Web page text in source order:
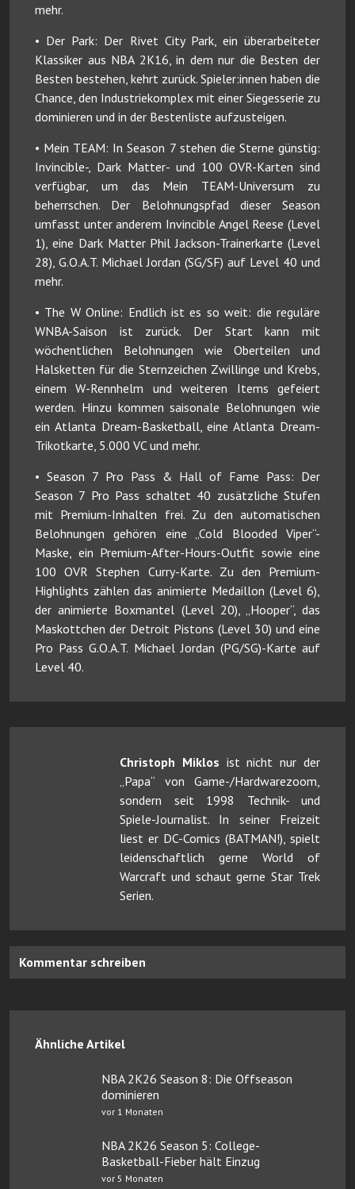
mehr.
• Der Park: Der Rivet City Park, ein überarbeiteter
Klassiker aus NBA 2K16, in dem nur die Besten der
Besten bestehen, kehrt zurück. Spieler:innen haben die
Chance, den Industriekomplex mit einer Siegesserie zu
dominieren und in der Bestenliste aufzusteigen.
• Mein TEAM: In Season 7 stehen die Sterne günstig:
Invincible-, Dark Matter- und 100 OVR-Karten sind
verfügbar, um das Mein TEAM-Universum zu
beherrschen. Der Belohnungspfad dieser Season
umfasst unter anderem Invincible Angel Reese (Level
1), eine Dark Matter Phil Jackson-Trainerkarte (Level
28), G.O.A.T. Michael Jordan (SG/SF) auf Level 40 und
mehr.
• The W Online: Endlich ist es so weit: die reguläre
WNBA-Saison ist zurück. Der Start kann mit
wöchentlichen Belohnungen wie Oberteilen und
Halsketten für die Sternzeichen Zwillinge und Krebs,
einem W-Rennhelm und weiteren Items gefeiert
werden. Hinzu kommen saisonale Belohnungen wie
ein Atlanta Dream-Basketball, eine Atlanta Dream-
Trikotkarte, 5.000 VC und mehr.
• Season 7 Pro Pass & Hall of Fame Pass: Der
Season 7 Pro Pass schaltet 40 zusätzliche Stufen
mit Premium-Inhalten frei. Zu den automatischen
Belohnungen gehören eine „Cold Blooded Viper“-
Maske, ein Premium-After-Hours-Outfit sowie eine
100 OVR Stephen Curry-Karte. Zu den Premium-
Highlights zählen das animierte Medaillon (Level 6),
der animierte Boxmantel (Level 20), „Hooper“, das
Maskottchen der Detroit Pistons (Level 30) und eine
Pro Pass G.O.A.T. Michael Jordan (PG/SG)-Karte auf
Level 40.
Christoph Miklos ist nicht nur der
„Papa“ von Game-/Hardwarezoom,
sondern seit 1998 Technik- und
Spiele-Journalist. In seiner Freizeit
liest er DC-Comics (BATMAN!), spielt
leidenschaftlich gerne World of
Warcraft und schaut gerne Star Trek
Serien.
Kommentar schreiben
Ähnliche Artikel
NBA 2K26 Season 8: Die Offseason
dominieren
vor 1 Monaten
NBA 2K26 Season 5: College-
Basketball-Fieber hält Einzug
vor 5 Monaten